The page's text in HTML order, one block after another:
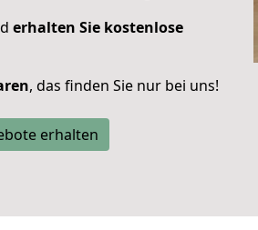
erhalten Sie kostenlose
, das finden Sie nur bei uns!
erhalten